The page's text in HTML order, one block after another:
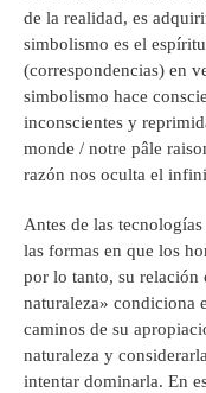
de la realidad, es
simbolismo es el
(correspondencias) en
simbolismo hace
inconscientes y
monde / notre pâle
razón nos oculta el
Antes de las
las formas en que los
por lo tanto, su relación
naturaleza» condiciona
caminos de su
naturaleza y
intentar dominarla. En